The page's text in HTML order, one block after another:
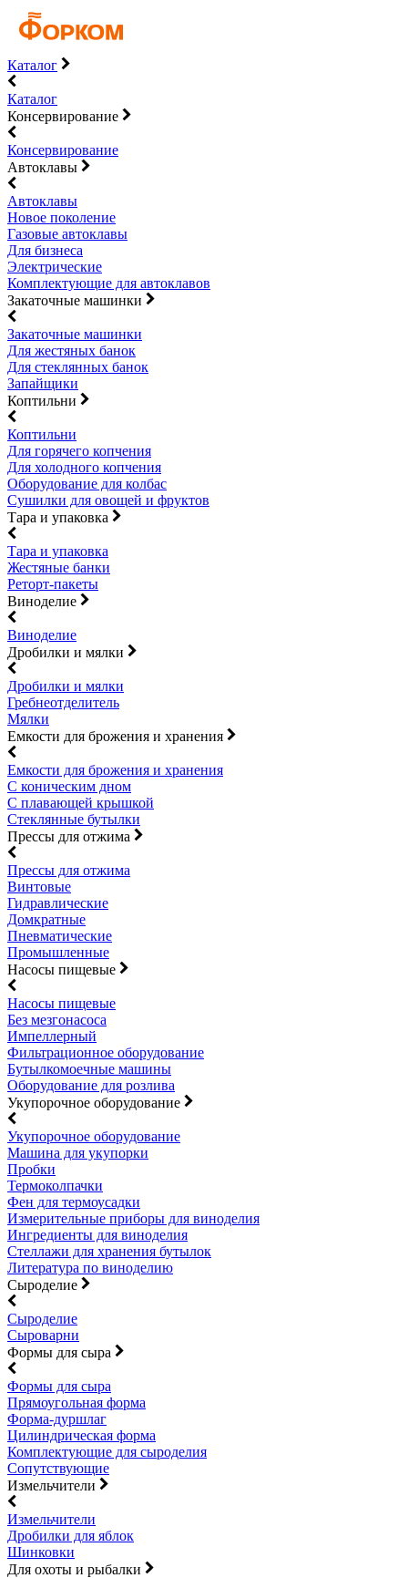
Каталог
Каталог
Консервирование
Консервирование
Автоклавы
Автоклавы
Новое поколение
Газовые автоклавы
Для бизнеса
Электрические
Комплектующие для автоклавов
Закаточные машинки
Закаточные машинки
Для жестяных банок
Для стеклянных банок
Запайщики
Коптильни
Коптильни
Для горячего копчения
Для холодного копчения
Оборудование для колбас
Сушилки для овощей и фруктов
Тара и упаковка
Тара и упаковка
Жестяные банки
Реторт-пакеты
Виноделие
Виноделие
Дробилки и мялки
Дробилки и мялки
Гребнеотделитель
Мялки
Емкости для брожения и хранения
Емкости для брожения и хранения
С коническим дном
С плавающей крышкой
Стеклянные бутылки
Прессы для отжима
Прессы для отжима
Винтовые
Гидравлические
Домкратные
Пневматические
Промышленные
Насосы пищевые
Насосы пищевые
Без мезгонасоса
Импеллерный
Фильтрационное оборудование
Бутылкомоечные машины
Оборудование для розлива
Укупорочное оборудование
Укупорочное оборудование
Машина для укупорки
Пробки
Термоколпачки
Фен для термоусадки
Измерительные приборы для виноделия
Ингредиенты для виноделия
Стеллажи для хранения бутылок
Литература по виноделию
Сыроделие
Сыроделие
Сыроварни
Формы для сыра
Формы для сыра
Прямоугольная форма
Форма-дуршлаг
Цилиндрическая форма
Комплектующие для сыроделия
Сопутствующие
Измельчители
Измельчители
Дробилки для яблок
Шинковки
Для охоты и рыбалки